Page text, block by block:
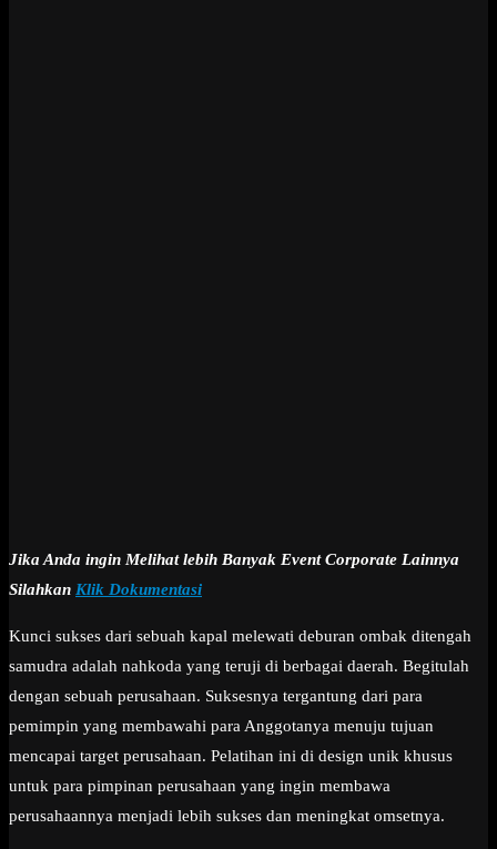
Jika Anda ingin Melihat lebih Banyak Event Corporate Lainnya
Silahkan Klik Dokumentasi
Kunci sukses dari sebuah kapal melewati deburan ombak ditengah
samudra adalah nahkoda yang teruji di berbagai daerah. Begitulah
dengan sebuah perusahaan. Suksesnya tergantung dari para
pemimpin yang membawahi para Anggotanya menuju tujuan
mencapai target perusahaan. Pelatihan ini di design unik khusus
untuk para pimpinan perusahaan yang ingin membawa
perusahaannya menjadi lebih sukses dan meningkat omsetnya.